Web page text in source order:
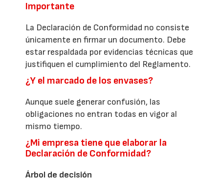
Importante
La Declaración de Conformidad no consiste
únicamente en firmar un documento. Debe
estar respaldada por evidencias técnicas que
justifiquen el cumplimiento del Reglamento.
¿Y el marcado de los envases?
Aunque suele generar confusión, las
obligaciones no entran todas en vigor al
mismo tiempo.
¿Mi empresa tiene que elaborar la
Declaración de Conformidad?
Árbol de decisión